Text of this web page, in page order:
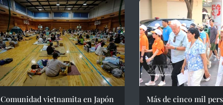
Comunidad vietnamita en Japón
Más de cinco mil